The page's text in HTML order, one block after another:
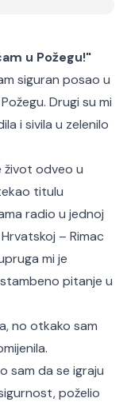
u Požegu!"
siguran posao u
Drugi su mi
i sivila u zelenilo
život odveo u
titulu
radio u jednoj
– Rimac
mi je
pitanje u
no otkako sam
sam da se igraju
poželio